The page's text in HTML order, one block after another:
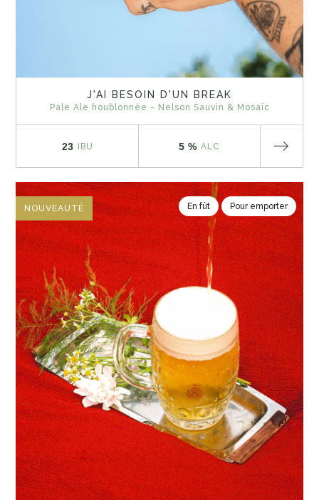
J'AI BESOIN D'UN BREAK
Pale Ale houblonnée - Nelson Sauvin & Mosaic
23 IBU 5 % ALC
NOUVEAUTÉ En fût Pour emporter